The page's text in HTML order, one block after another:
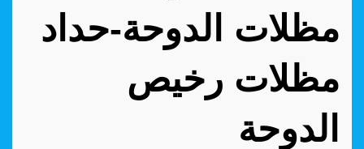
مظلات الدوحة-حداد
مظلات رخيص
الدوحة